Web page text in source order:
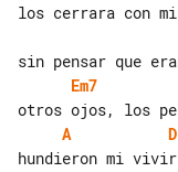
Em7
A
D